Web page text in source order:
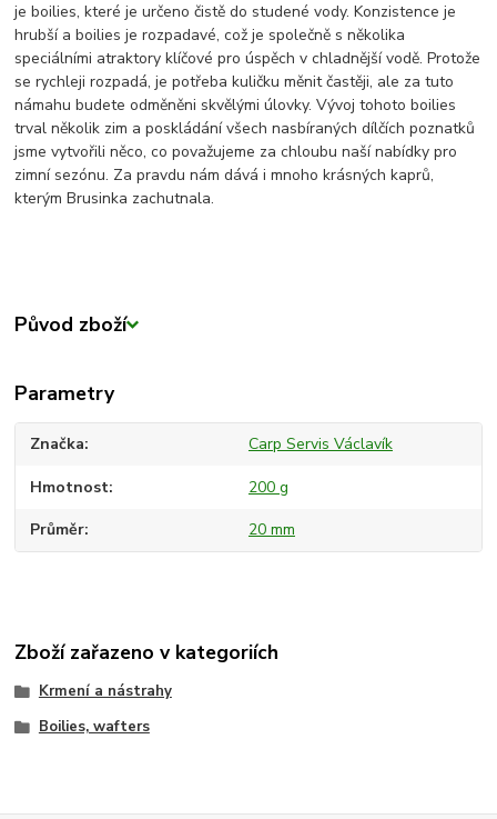
je boilies, které je určeno čistě do studené vody. Konzistence je
hrubší a boilies je rozpadavé, což je společně s několika
speciálními atraktory klíčové pro úspěch v chladnější vodě. Protože
se rychleji rozpadá, je potřeba kuličku měnit častěji, ale za tuto
námahu budete odměněni skvělými úlovky. Vývoj tohoto boilies
trval několik zim a poskládání všech nasbíraných dílčích poznatků
jsme vytvořili něco, co považujeme za chloubu naší nabídky pro
zimní sezónu. Za pravdu nám dává i mnoho krásných kaprů,
kterým Brusinka zachutnala.
Původ zboží
Parametry
Značka Carp Servis Václavík
Hmotnost 200 g
Průměr 20 mm
Zboží zařazeno v kategoriích
Krmení a nástrahy
Boilies, wafters